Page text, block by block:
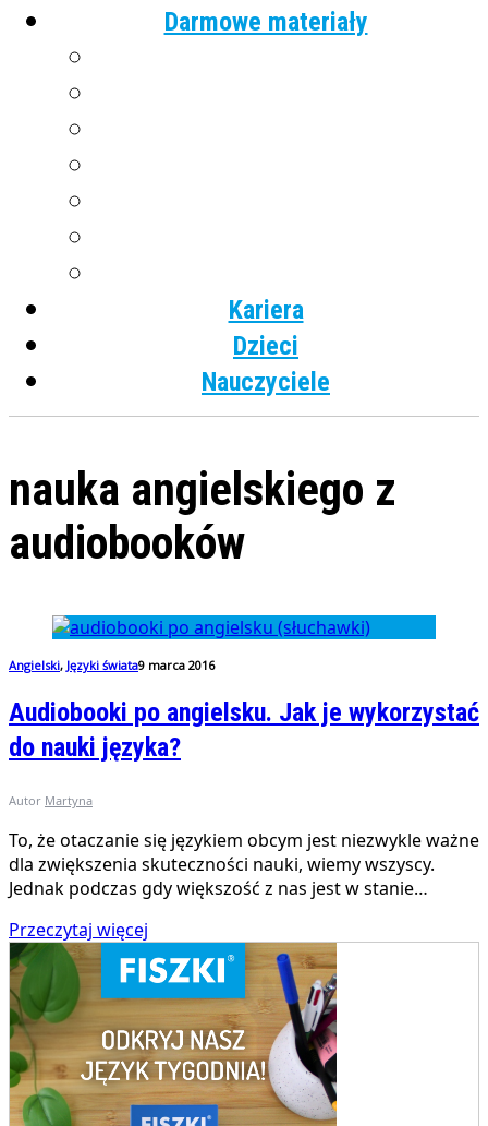
Darmowe materiały
Kariera
Dzieci
Nauczyciele
nauka angielskiego z
audiobooków
Angielski, Języki świata9 marca 2016
Audiobooki po angielsku. Jak je wykorzystać
do nauki języka?
Autor Martyna
To, że otaczanie się językiem obcym jest niezwykle ważne
dla zwiększenia skuteczności nauki, wiemy wszyscy.
Jednak podczas gdy większość z nas jest w stanie…
Przeczytaj więcej